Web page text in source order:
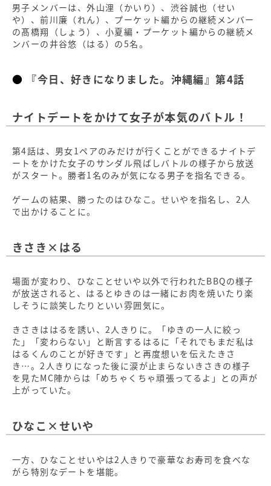
男子メンバーは、外山浬（かいり）、渋谷誠也（せい
や）、前川廉（れん）、プーケット編からの継続メンバー
の髙橋翔（しょう）、小夏編・プーケット編からの継続メ
ンバーの井谷悠（はる）の5名。
『今日、好きになりました。沖縄編』第4話
ナイトデートをかけて女子が本気のバトル！
第4話は、男女1ペアのみだけが行くことができるナイトデ
ートをかけた女子のサンダル飛ばしバトルの様子から放送
がスタート。勝者1名のみが気になる男子を指名できる。
ゲームの結果、勝ったのはひなこ。せいやを指名し、2人
で出かけることに。
きさき×はる
場面が変わり、ひなことせいや以外で行われたBBQの様子
が放送されると、はるとゆきのは一緒にお肉を焼いたり楽
しそうに談笑したりといい雰囲気に。
きさきははるを誘い、2人きりに。「ゆきの一人に絞っ
た」「変わらない」と断言するはるに「それでもまだ私は
はるくんのことが好きです」と再度想いを伝えたきさ
き…。2人きりになった後に涙が止まらないきさきの様子
を見たMC陣からは「めちゃくちゃ頑張ってるよ」との声が
上がっていた。
ひなこ×せいや
一方、ひなことせいやは2人きりで豪華なお寿司を食べな
がら特別なデートを堪能。